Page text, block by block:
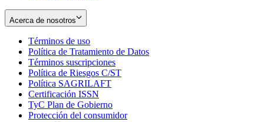
Acerca de nosotros
Términos de uso
in
new
window
Política de Tratamiento de Datos
Términos suscripciones
in
Política de Riesgos C/ST
Política SAGRILAFT
new
window
Certificación ISSN
in
new
TyC Plan de Gobierno
in
Protección del consumidorOpens